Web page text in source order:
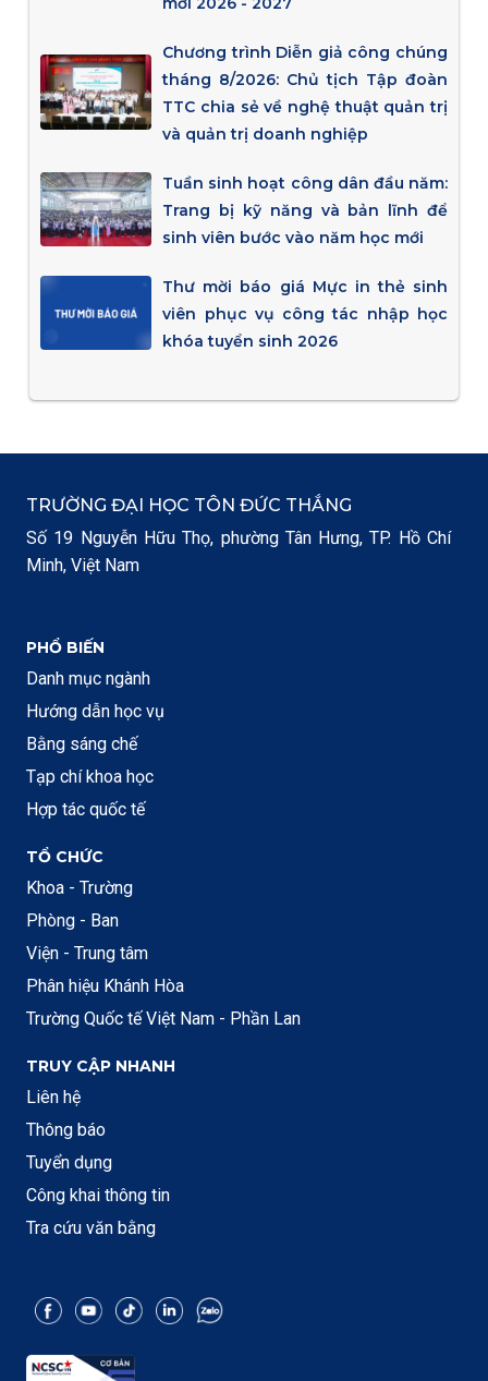
Chương trình Diễn giả công chúng
tháng 8/2026: Chủ tịch Tập đoàn
TTC chia sẻ về nghệ thuật quản trị
và quản trị doanh nghiệp
Tuần sinh hoạt công dân đầu năm:
Trang bị kỹ năng và bản lĩnh để
sinh viên bước vào năm học mới
Thư mời báo giá Mực in thẻ sinh
viên phục vụ công tác nhập học
khóa tuyển sinh 2026
TRƯỜNG ĐẠI HỌC TÔN ĐỨC THẮNG
Số 19 Nguyễn Hữu Thọ, phường Tân Hưng, TP. Hồ Chí
Minh, Việt Nam
PHỔ BIẾN
Danh mục ngành
Hướng dẫn học vụ
Bằng sáng chế
Tạp chí khoa học
Hợp tác quốc tế
TỔ CHỨC
Khoa - Trường
Phòng - Ban
Viện - Trung tâm
Phân hiệu Khánh Hòa
Trường Quốc tế Việt Nam - Phần Lan
TRUY CẬP NHANH
Liên hệ
Thông báo
Tuyển dụng
Công khai thông tin
Tra cứu văn bằng